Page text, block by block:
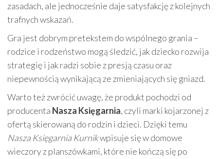
zasadach, ale jednocześnie daje satysfakcję z kolejnych
trafnych wskazań.
Gra jest dobrym pretekstem do wspólnego grania –
rodzice i rodzeństwo mogą śledzić, jak dziecko rozwija
strategię i jak radzi sobie z presją czasu oraz
niepewnością wynikającą ze zmieniających się gniazd.
Warto też zwrócić uwagę, że produkt pochodzi od
producenta Nasza Księgarnia, czyli marki kojarzonej z
ofertą skierowaną do rodzin i dzieci. Dzięki temu
Nasza Księgarnia Kurnikwpisuje się w domowe
wieczory z planszówkami, które nie kończą się po